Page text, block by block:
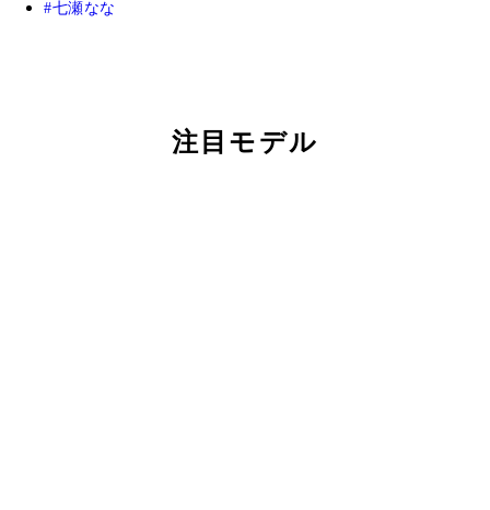
七瀬なな
注目モデル